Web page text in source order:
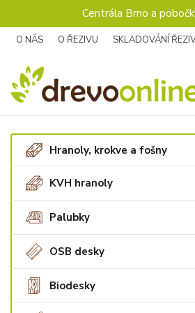
Centrála Brno a
O NÁS O ŘEZIVU SKLADOVÁNÍ
Hranoly, krokve a fošny
KVH hranoly
Palubky
OSB desky
Biodesky